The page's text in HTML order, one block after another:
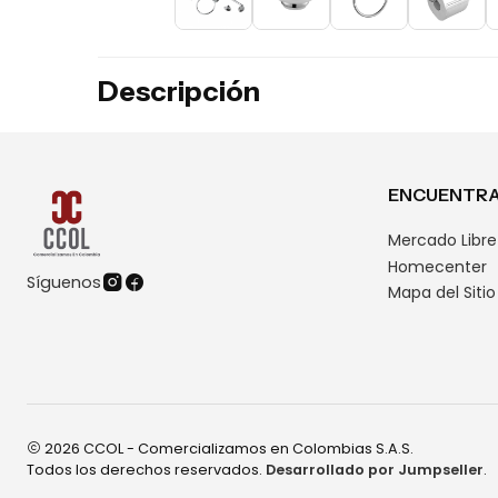
Descripción
Síguenos
Mercado Libre
Homecenter
Mapa del Sitio
2026 CCOL - Comercializamos en Colombias S.A.S.
Todos los derechos reservados. Desarrollado por Jumpseller.